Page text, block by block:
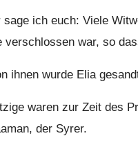
sage ich euch: Viele
verschlossen war, so
ihnen wurde Elia
waren zur Zeit des
der Syrer.